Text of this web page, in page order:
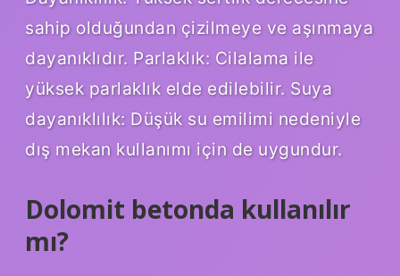
sahip olduğundan çizilmeye ve aşınmaya
dayanıklıdır. Parlaklık: Cilalama ile
yüksek parlaklık elde edilebilir. Suya
dayanıklılık: Düşük su emilimi nedeniyle
dış mekan kullanımı için de uygundur.
Dolomit betonda kullanılır
mı?